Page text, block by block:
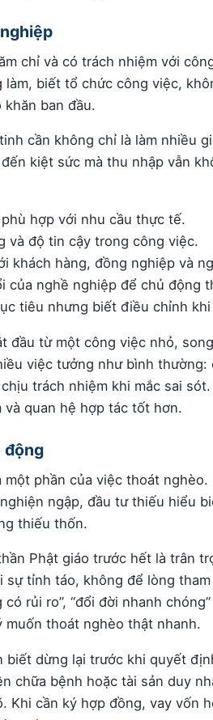
chỉ và có trách nhiệm với
làm, biết tổ chức công việc,
ban đầu.
cần không chỉ là làm nhiều
kiệt sức mà thu nhập vẫn
hợp với nhu cầu thực tế.
và độ tin cậy trong công việc.
khách hàng, đồng nghiệp và
của nghề nghiệp để chủ động
tiêu nhưng biết điều chỉnh
đầu từ một công việc nhỏ,
việc tưởng như bình
trách nhiệm khi mắc sai
quan hệ hợp tác tốt hơn.
động
một phần của việc thoát
ngập, đầu tư thiếu hiểu
thiếu thốn.
Phật giáo trước hết là trân
tỉnh táo, không để lòng
rủi ro”, “đổi đời nhanh
thoát nghèo thật nhanh.
biết dừng lại trước khi quyết
chữa bệnh hoặc tài sản duy
Khi cần ký hợp đồng, vay vốn